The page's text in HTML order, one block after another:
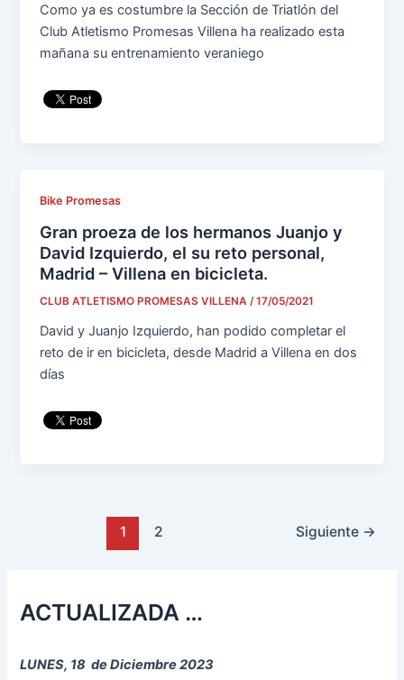
Como ya es costumbre la Sección de Triatlón del
Club Atletismo Promesas Villena ha realizado esta
mañana su entrenamiento veraniego
Bike Promesas
Gran proeza de los hermanos Juanjo y
David Izquierdo, el su reto personal,
Madrid – Villena en bicicleta.
CLUB ATLETISMO PROMESAS VILLENA /17/05/2021
David y Juanjo Izquierdo, han podido completar el
reto de ir en bicicleta, desde Madrid a Villena en dos
días
1 2 Siguiente →
ACTUALIZADA …
LUNES, 18 de Diciembre 2023